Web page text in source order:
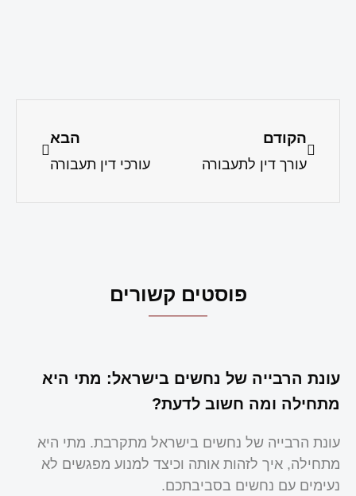
הקודם
עורך דין לתעבורה
הבא
עורכי דין תעבורה
פוסטים קשורים
עונת הרבייה של נחשים בישראל: מתי היא
מתחילה ומה חשוב לדעת?
עונת הרבייה של נחשים בישראל מתקרבת. מתי היא
מתחילה, איך לזהות אותה וכיצד למנוע מפגשים לא
נעימים עם נחשים בסביבתכם.